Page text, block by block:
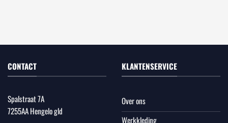
CONTACT
Spalstraat 7A
7255AA Hengelo gld
KLANTENSERVICE
Over ons
Werkkleding